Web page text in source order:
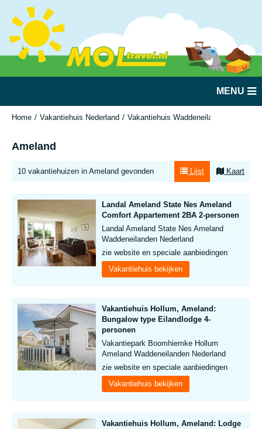
MENU
Home Vakantiehuis Nederland Vakantiehuis Waddeneilanden
Ameland
10 vakantiehuizen in Ameland gevonden Lijst Kaart
Landal Ameland State Nes Ameland
Comfort Appartement 2BA 2-personen
Landal Ameland State Nes Ameland
Waddeneilanden Nederland
zie website en speciale aanbiedingen
Vakantiehuis bekijken
Vakantiehuis Hollum, Ameland:
Bungalow type Eilandlodge 4-
personen
Vakantiepark Boomhiemke Hollum
Ameland Waddeneilanden Nederland
zie website en speciale aanbiedingen
Vakantiehuis bekijken
Vakantiehuis Hollum, Ameland: Lodge